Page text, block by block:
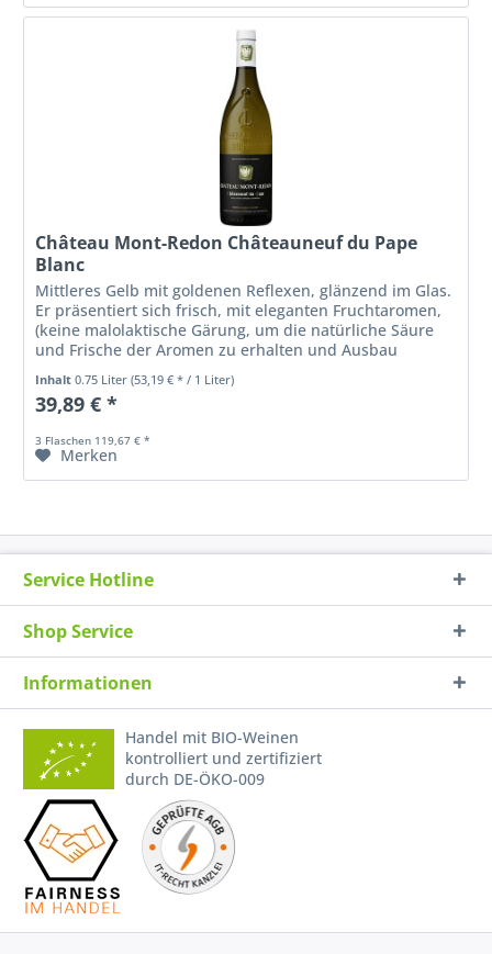
Château Mont-Redon Châteauneuf du Pape
Blanc
Mittleres Gelb mit goldenen Reflexen, glänzend im Glas.
Er präsentiert sich frisch, mit eleganten Fruchtaromen,
(keine malolaktische Gärung, um die natürliche Säure
und Frische der Aromen zu erhalten und Ausbau
ausschließlich im...
Inhalt0.75 Liter(53,19 € * / 1 Liter)
39,89 € *
3 Flaschen 119,67 € *
Merken
Service Hotline
Shop Service
Informationen
Handel mit BIO-Weinen
kontrolliert und zertifiziert
durch DE-ÖKO-009